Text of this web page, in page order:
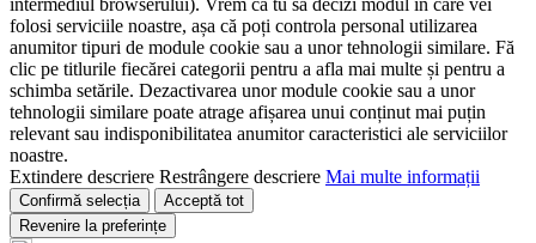
intermediul browserului). Vrem ca tu să decizi modul în care vei
folosi serviciile noastre, așa că poți controla personal utilizarea
anumitor tipuri de module cookie sau a unor tehnologii similare. Fă
clic pe titlurile fiecărei categorii pentru a afla mai multe și pentru a
schimba setările. Dezactivarea unor module cookie sau a unor
tehnologii similare poate atrage afișarea unui conținut mai puțin
relevant sau indisponibilitatea anumitor caracteristici ale serviciilor
noastre.
Extindere descriere Restrângere descriere Mai multe informații
Confirmă selecția
Acceptă tot
Revenire la preferințe